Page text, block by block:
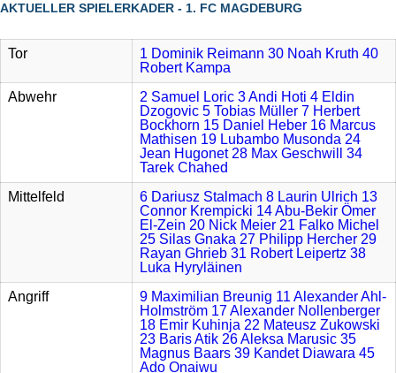
AKTUELLER SPIELERKADER - 1. FC MAGDEBURG
Tor 1 Dominik Reimann 30 Noah Kruth 40
Robert Kampa
Abwehr
2 Samuel Loric 3 Andi Hoti 4 Eldin
Dzogovic 5 Tobias Müller 7 Herbert
Bockhorn 15 Daniel Heber 16 Marcus
Mathisen 19 Lubambo Musonda 24
Jean Hugonet 28 Max Geschwill
34
Tarek Chahed
Mittelfeld
6 Dariusz Stalmach 8 Laurin Ulrich 13
Connor Krempicki 14 Abu-Bekir Ömer
El-Zein 20 Nick Meier 21 Falko Michel
25 Silas Gnaka 27 Philipp Hercher 29
Rayan Ghrieb 31 Robert Leipertz 38
Luka Hyryläinen
Angriff
9 Maximilian Breunig 11 Alexander Ahl-
Holmström 17 Alexander Nollenberger
18 Emir Kuhinja 22 Mateusz Zukowski
23 Baris Atik 26 Aleksa Marusic 35
Magnus Baars 39 Kandet Diawara 45
Ado Onaiwu